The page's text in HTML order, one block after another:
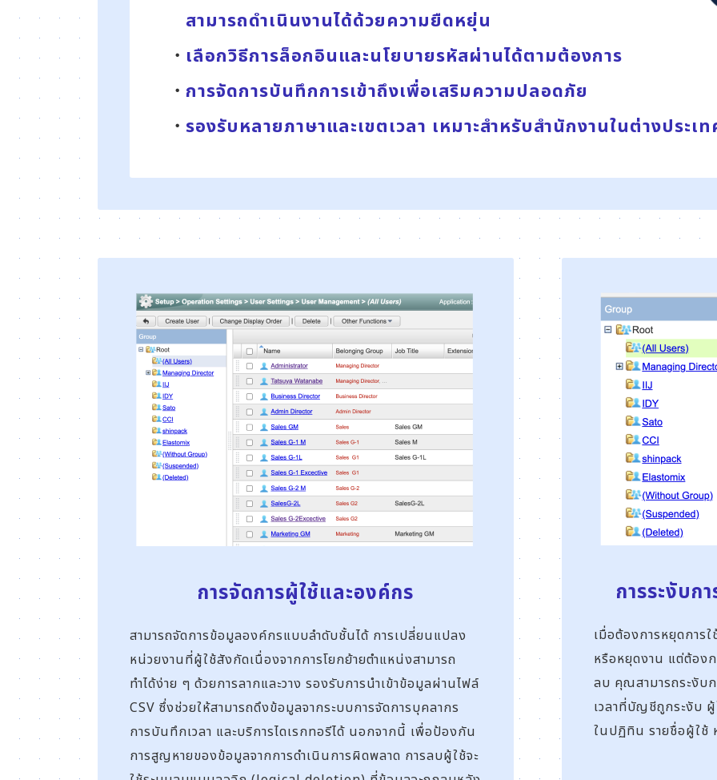
สามารถดำเนินงานได้ด้วยความยืดหยุ่น
เลือกวิธีการล็อกอินและนโยบายรหัสผ่านได้ตามต้องการ
การจัดการบันทึกการเข้าถึงเพื่อเสริมความปลอดภัย
รองรับหลายภาษาและเขตเวลา เหมาะสำหรับสำนักงานในต่างประเ
การจัดการผู้ใช้และองค์กร
สามารถจัดการข้อมูลองค์กรแบบลำดับชั้นได้ การเปลี่ยนแปลง
หน่วยงานที่ผู้ใช้สังกัดเนื่องจากการโยกย้ายตำแหน่งสามารถ
ทำได้ง่าย ๆ ด้วยการลากและวาง รองรับการนำเข้าข้อมูลผ่านไฟล์
CSV ซึ่งช่วยให้สามารถดึงข้อมูลจากระบบการจัดการบุคลากร
การบันทึกเวลา และบริการไดเรกทอรีได้ นอกจากนี้ เพื่อป้องกัน
การสูญหายของข้อมูลจากการดำเนินการผิดพลาด การลบผู้ใช้จะ
การระงับก
เมื่อต้องการหยุดการ
หรือหยุดงาน แต่ต้อง
ลบ คุณสามารถระงับ
เวลาที่บัญชีถูกระงับ ผู้
ในปฏิทิน รายชื่อผู้ใช้